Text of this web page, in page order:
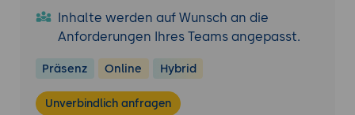
Inhalte werden auf Wunsch an die
Anforderungen Ihres Teams angepasst.
Präsenz Online Hybrid
Unverbindlich anfragen